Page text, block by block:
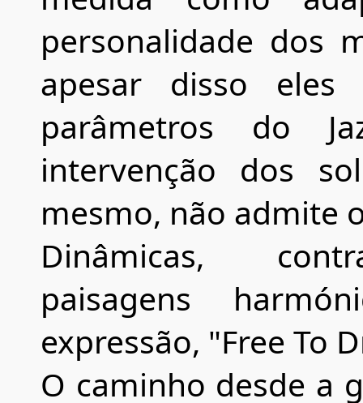
personalidade dos
apesar disso eles
parâmetros do
intervenção dos
mesmo, não admite
Dinâmicas,
paisagens
expressão, "Free To
O caminho desde a